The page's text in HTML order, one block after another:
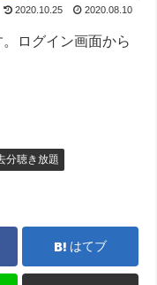
2020.10.25 2020.08.10
ログイン画面から
分聴き放題
はてブ